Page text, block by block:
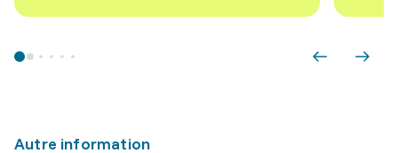
Autre information